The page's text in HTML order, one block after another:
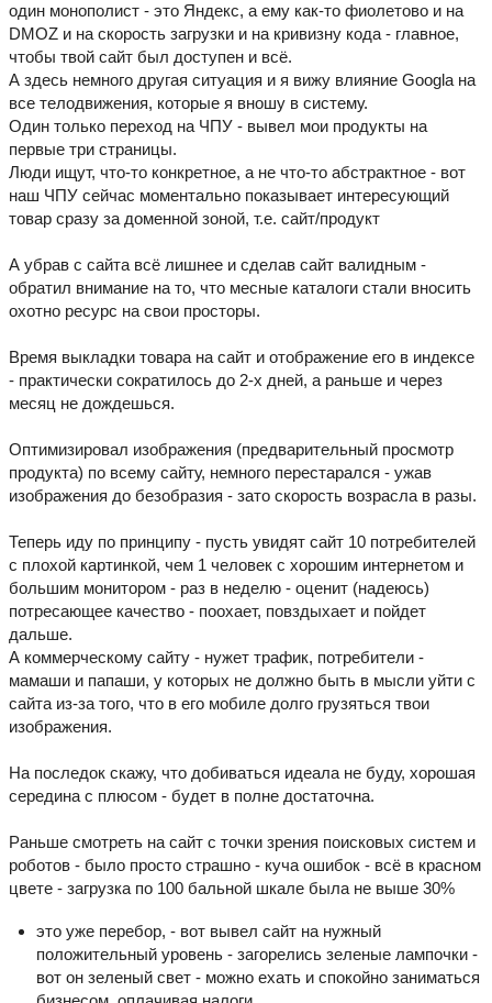
один монополист - это Яндекс, а ему как-то фиолетово и на
DMOZ и на скорость загрузки и на кривизну кода - главное,
чтобы твой сайт был доступен и всё.
А здесь немного другая ситуация и я вижу влияние Googla на
все телодвижения, которые я вношу в систему.
Один только переход на ЧПУ - вывел мои продукты на
первые три страницы.
Люди ищут, что-то конкретное, а не что-то абстрактное - вот
наш ЧПУ сейчас моментально показывает интересующий
товар сразу за доменной зоной, т.е. сайт/продукт
А убрав с сайта всё лишнее и сделав сайт валидным -
обратил внимание на то, что месные каталоги стали вносить
охотно ресурс на свои просторы.
Время выкладки товара на сайт и отображение его в индексе
- практически сократилось до 2-х дней, а раньше и через
месяц не дождешься.
Оптимизировал изображения (предварительный просмотр
продукта) по всему сайту, немного перестарался - ужав
изображения до безобразия - зато скорость возрасла в разы.
Теперь иду по принципу - пусть увидят сайт 10 потребителей
с плохой картинкой, чем 1 человек с хорошим интернетом и
большим монитором - раз в неделю - оценит (надеюсь)
потресающее качество - поохает, повздыхает и пойдет
дальше.
А коммерческому сайту - нужет трафик, потребители -
мамаши и папаши, у которых не должно быть в мысли уйти с
сайта из-за того, что в его мобиле долго грузяться твои
изображения.
На последок скажу, что добиваться идеала не буду, хорошая
середина с плюсом - будет в полне достаточна.
Раньше смотреть на сайт с точки зрения поисковых систем и
роботов - было просто страшно - куча ошибок - всё в красном
цвете - загрузка по 100 бальной шкале была не выше 30%
это уже перебор, - вот вывел сайт на нужный
положительный уровень - загорелись зеленые лампочки -
вот он зеленый свет - можно ехать и спокойно заниматься